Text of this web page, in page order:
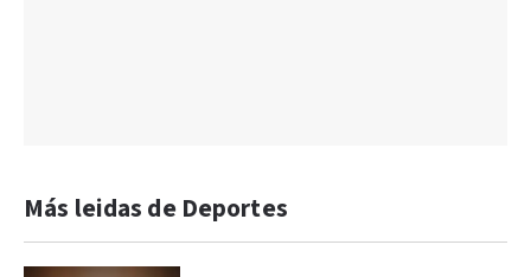
Más leidas de Deportes